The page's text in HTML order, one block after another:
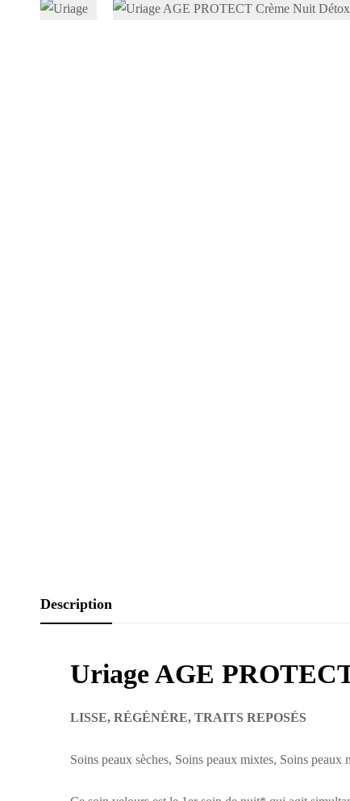
Description
Uriage AGE
LISSE, RÉGÉNÈRE, TRAITS REPOSÉS
Soins peaux sèches, Soins peaux mixtes, Soins peaux